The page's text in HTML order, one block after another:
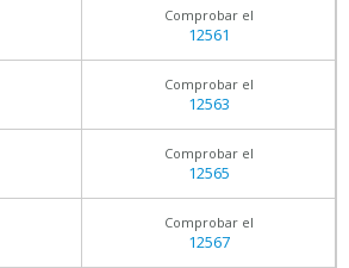
Comprobar el
12561
Comprobar el
12563
Comprobar el
12565
Comprobar el
12567